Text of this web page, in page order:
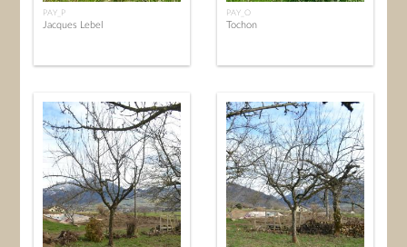
PAY_P
Jacques Lebel
PAY_O
Tochon